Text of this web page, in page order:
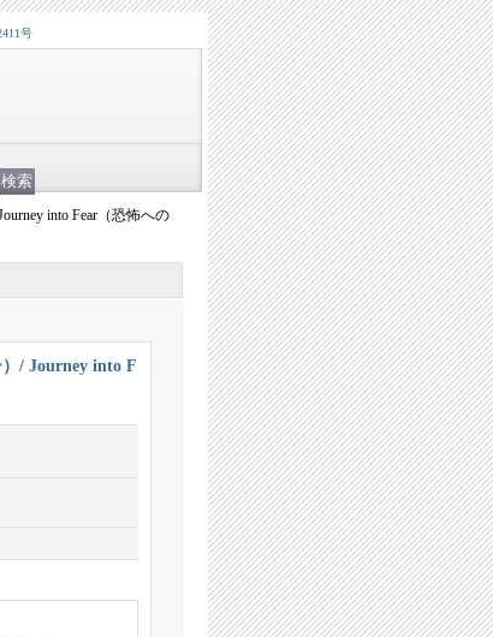
号
into Fear（恐怖への
/ Journey into F